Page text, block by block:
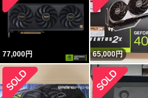
77,000円 65,000円